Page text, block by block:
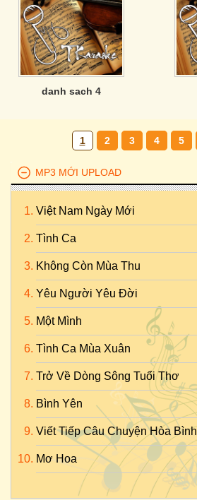
danh sach 4
1 2 3 4 5
MP3 MỚI UPLOAD
Việt Nam Ngày Mới
Tình Ca
Không Còn Mùa Thu
Yêu Người Yêu Đời
Một Mình
Tình Ca Mùa Xuân
Trở Về Dòng Sông Tuổi Thơ
Bình Yên
Viết Tiếp Câu Chuyện Hòa Bình
Mơ Hoa